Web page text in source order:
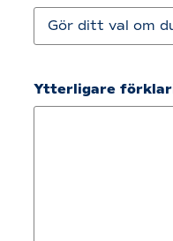
Ytterligare